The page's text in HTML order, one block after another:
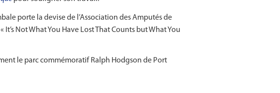
porte la devise de l’Association des Amputés de
Not What You Have Lost That Counts but What You
le parc commémoratif Ralph Hodgson de Port